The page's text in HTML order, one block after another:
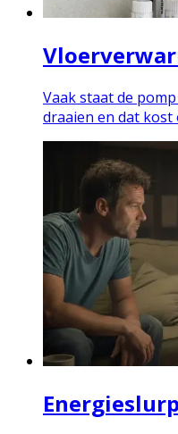
Vaak staat de
draaien en dat kost